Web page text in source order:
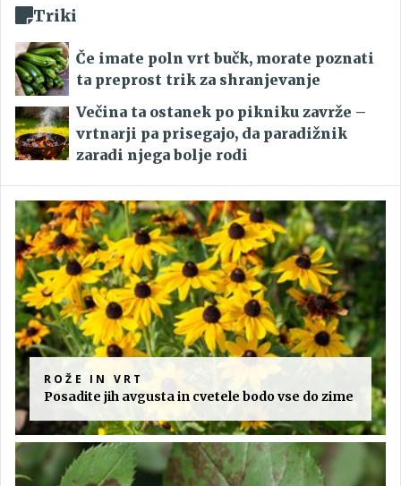
Triki
Če imate poln vrt bučk, morate poznati
ta preprost trik za shranjevanje
Večina ta ostanek po pikniku zavrže –
vrtnarji pa prisegajo, da paradižnik
zaradi njega bolje rodi
ROŽE IN VRT
Posadite jih avgusta in cvetele bodo vse do zime